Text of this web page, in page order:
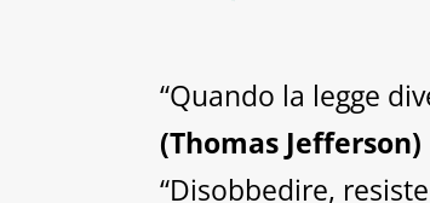
“Quando la legge
(Thomas Jefferson)
“Disobbedire,